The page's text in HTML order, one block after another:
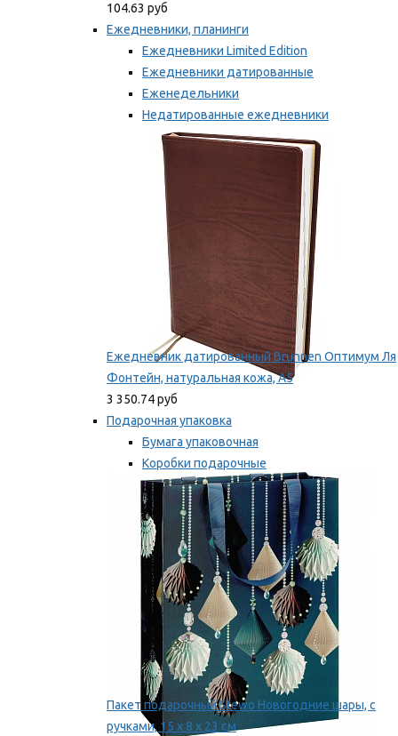
104.63 руб
Ежедневники, планинги
Ежедневники Limited Edition
Ежедневники датированные
Еженедельники
Недатированные ежедневники
Планинги
Мы рекомендуем
Ежедневник датированный Brunnen Оптимум Ля
Фонтейн, натуральная кожа, А5
3 350.74 руб
Подарочная упаковка
Бумага упаковочная
Коробки подарочные
Ленты, бобины
Мы рекомендуем
Пакет подарочный Stewo Новогодние шары, с
ручками, 15 х 8 х 23 см